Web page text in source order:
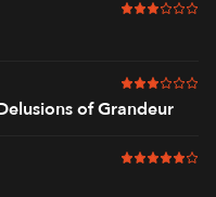
3 av 6 i
3 av 6 i
of Grandeur
5 av 6 i